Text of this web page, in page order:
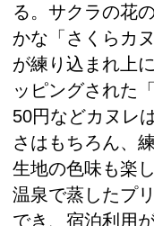
る。サクラの花
かな「さくらカ
が練り込まれ上
ッピングされた
50円などカヌレ
さはもちろん、
生地の色味も楽
温泉で蒸したプ
でき、宿泊利用